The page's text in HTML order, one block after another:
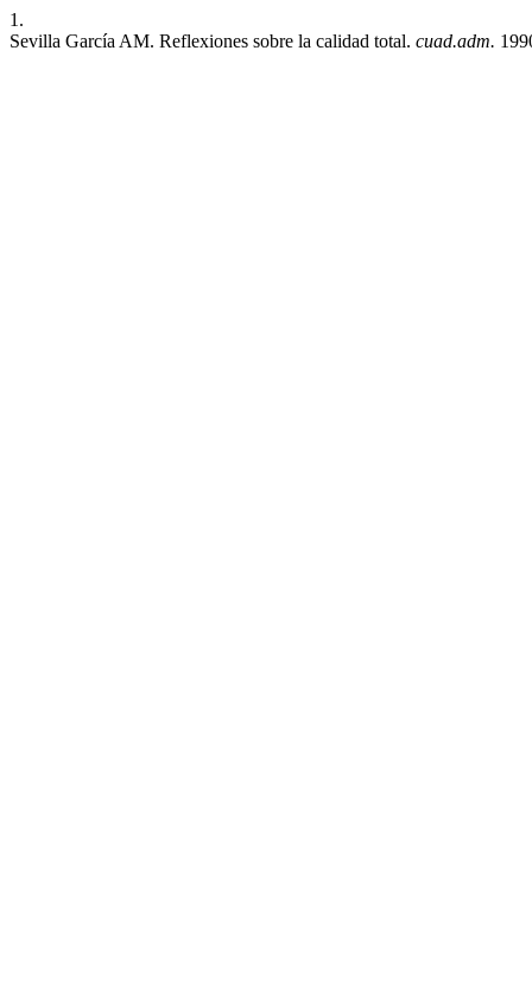
1.
Sevilla García AM. Reflexiones sobre la calidad total. cuad.adm.